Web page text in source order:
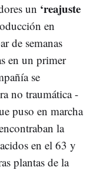
un ‘reajuste
en
de semanas
en un primer
se
no traumática -
puso en marcha
la
en el 63 y
plantas de la